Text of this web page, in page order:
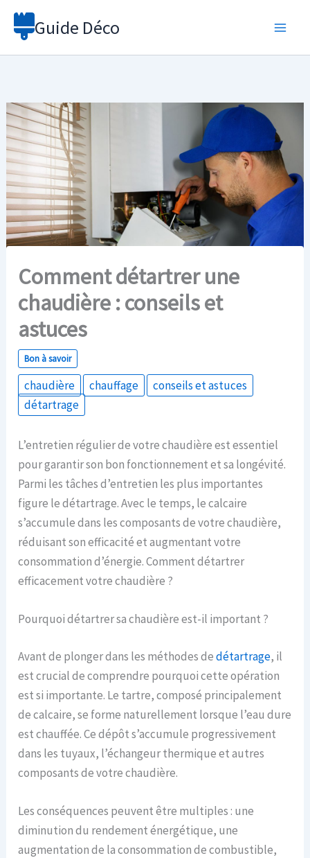
Aller
Guide Déco
Comment détartrer une
chaudière : conseils et
astuces
Bon à savoir
chaudière chauffage
conseils et astuces
détartrage
L’entretien régulier de votre chaudière est essentiel
pour garantir son bon fonctionnement et sa longévité.
Parmi les tâches d’entretien les plus importantes
figure le détartrage. Avec le temps, le calcaire
s’accumule dans les composants de votre chaudière,
réduisant son efficacité et augmentant votre
consommation d’énergie. Comment détartrer
efficacement votre chaudière ?
Pourquoi détartrer sa chaudière est-il important ?
Avant de plonger dans les méthodes dedétartrage, il
est crucial de comprendre pourquoi cette opération
est si importante. Le tartre, composé principalement
de calcaire, se forme naturellement lorsque l’eau dure
est chauffée. Ce dépôt s’accumule progressivement
dans les tuyaux, l’échangeur thermique et autres
composants de votre chaudière.
Les conséquences peuvent être multiples : une
diminution du rendement énergétique, une
augmentation de la consommation de combustible,